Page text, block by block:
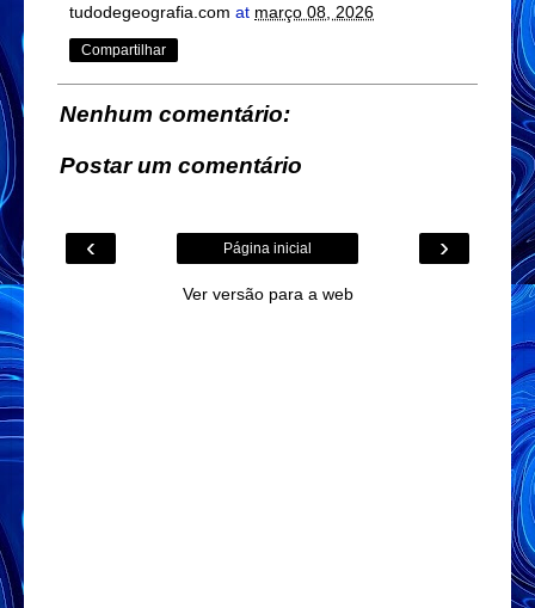
tudodegeografia.com at março 08, 2026
Compartilhar
Nenhum comentário:
Postar um comentário
‹ ›
Página inicial
Ver versão para a web